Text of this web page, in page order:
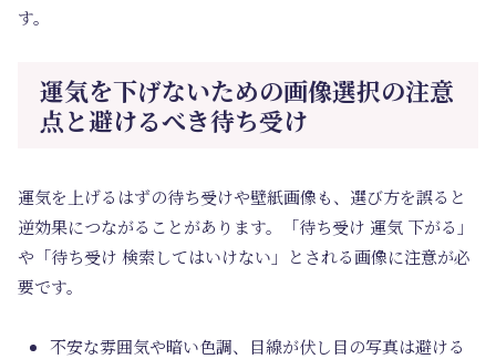
す。
運気を下げないための画像選択の注意
点と避けるべき待ち受け
運気を上げるはずの待ち受けや壁紙画像も、選び方を誤ると
逆効果につながることがあります。「待ち受け 運気 下がる」
や「待ち受け 検索してはいけない」とされる画像に注意が必
要です。
不安な雰囲気や暗い色調、目線が伏し目の写真は避ける